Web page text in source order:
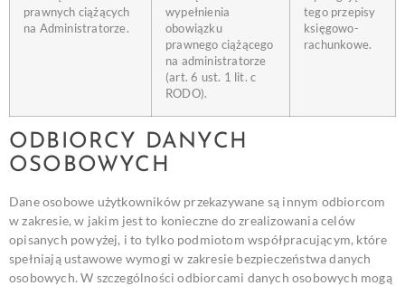
prawnych ciążących
na Administratorze.
wypełnienia
obowiązku
prawnego ciążącego
na administratorze
(art. 6 ust. 1 lit. c
RODO).
tego przepisy
księgowo-
rachunkowe.
ODBIORCY DANYCH
OSOBOWYCH
Dane osobowe użytkowników przekazywane są innym odbiorcom
w zakresie, w jakim jest to konieczne do zrealizowania celów
opisanych powyżej, i to tylko podmiotom współpracującym, które
spełniają ustawowe wymogi w zakresie bezpieczeństwa danych
osobowych. W szczególności odbiorcami danych osobowych mogą